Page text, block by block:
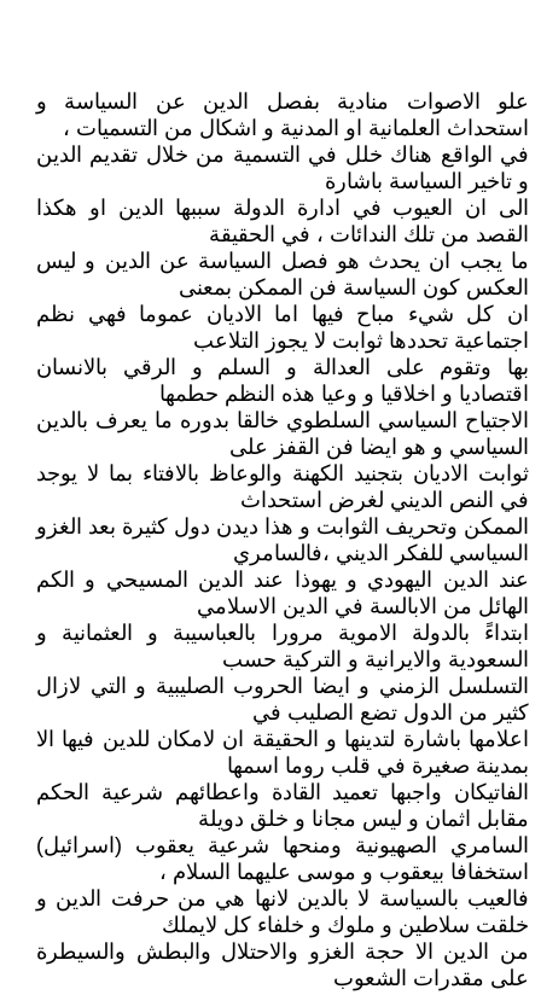
علو الاصوات منادية بفصل الدين عن السياسة و
استحداث العلمانية او المدنية و اشكال من التسميات ،
في الواقع هناك خلل في التسمية من خلال تقديم الدين
و تاخير السياسة باشارة
الى ان العيوب في ادارة الدولة سببها الدين او هكذا
القصد من تلك الندائات ، في الحقيقة
ما يجب ان يحدث هو فصل السياسة عن الدين و ليس
العكس كون السياسة فن الممكن بمعنى
ان كل شيء مباح فيها اما الاديان عموما فهي نظم
اجتماعية تحددها ثوابت لا يجوز التلاعب
بها وتقوم على العدالة و السلم و الرقي بالانسان
اقتصاديا و اخلاقيا و وعيا هذه النظم حطمها
الاجتياح السياسي السلطوي خالقا بدوره ما يعرف بالدين
السياسي و هو ايضا فن القفز على
ثوابت الاديان بتجنيد الكهنة والوعاظ بالافتاء بما لا يوجد
في النص الديني لغرض استحداث
الممكن وتحريف الثوابت و هذا ديدن دول كثيرة بعد الغزو
السياسي للفكر الديني ،فالسامري
عند الدين اليهودي و يهوذا عند الدين المسيحي و الكم
الهائل من الابالسة في الدين الاسلامي
ابتداءً بالدولة الاموية مرورا بالعباسيبة و العثمانية و
السعودية والايرانية و التركية حسب
التسلسل الزمني و ايضا الحروب الصليبية و التي لازال
كثير من الدول تضع الصليب في
اعلامها باشارة لتدينها و الحقيقة ان لامكان للدين فيها الا
بمدينة صغيرة في قلب روما اسمها
الفاتيكان واجبها تعميد القادة واعطائهم شرعية الحكم
مقابل اثمان و ليس مجانا و خلق دويلة
السامري الصهيونية ومنحها شرعية يعقوب (اسرائيل)
استخفافا بيعقوب و موسى عليهما السلام ،
فالعيب بالسياسة لا بالدين لانها هي من حرفت الدين و
خلقت سلاطين و ملوك و خلفاء كل لايملك
من الدين الا حجة الغزو والاحتلال والبطش والسيطرة
على مقدرات الشعوب